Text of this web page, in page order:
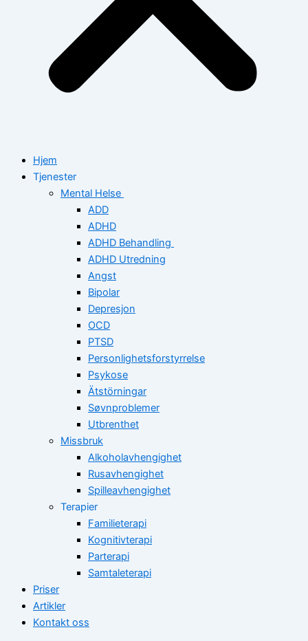
Hjem
Tjenester
Mental Helse
ADD
ADHD
ADHD Behandling
ADHD Utredning
Angst
Bipolar
Depresjon
OCD
PTSD
Personlighetsforstyrrelse
Psykose
Ätstörningar
Søvnproblemer
Utbrenthet
Missbruk
Alkoholavhengighet
Rusavhengighet
Spilleavhengighet
Terapier
Familieterapi
Kognitivterapi
Parterapi
Samtaleterapi
Priser
Artikler
Kontakt oss